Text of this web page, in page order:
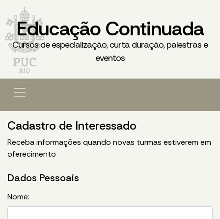
Educação Continuada
Cursos de especialização, curta duração, palestras e
eventos
Cadastro de Interessado
Receba informações quando novas turmas estiverem em
oferecimento
Dados Pessoais
Nome: